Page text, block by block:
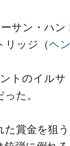
サン・ハン
リッジ（ヘ
トのイルサ
た。
賞金を狙う